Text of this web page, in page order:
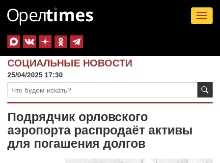
СОЦИАЛЬНЫЕ НОВОСТИ
25/04/2025 17:30
Подрядчик орловского
аэропорта распродаёт активы
для погашения долгов